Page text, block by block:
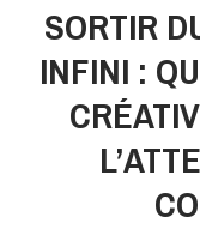
SORTIR
INFINI :